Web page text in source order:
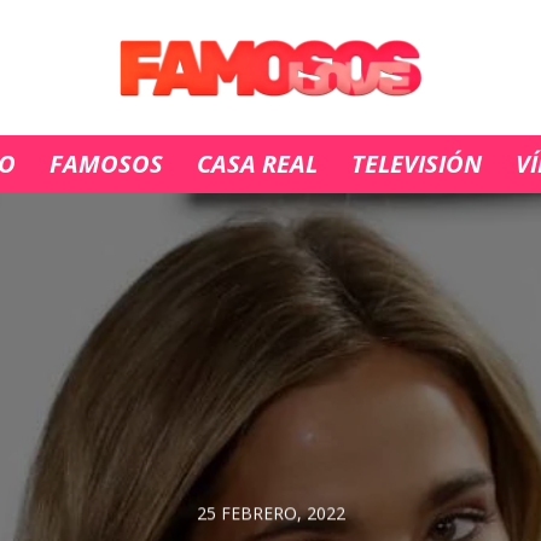
FAMOSOS CASA REAL TELEVISIÓN
25 FEBRERO, 2022